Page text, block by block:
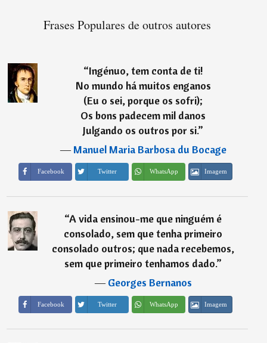
Frases Populares de outros autores
“Ingénuo, tem conta de ti!
No mundo há muitos enganos
(Eu o sei, porque os sofri);
Os bons padecem mil danos
Julgando os outros por si.”
―Manuel Maria Barbosa du Bocage
Facebook Twitter WhatsApp Imagem
“A vida ensinou-me que ninguém é
consolado, sem que tenha primeiro
consolado outros; que nada recebemos,
sem que primeiro tenhamos dado.”
―Georges Bernanos
Facebook Twitter WhatsApp Imagem